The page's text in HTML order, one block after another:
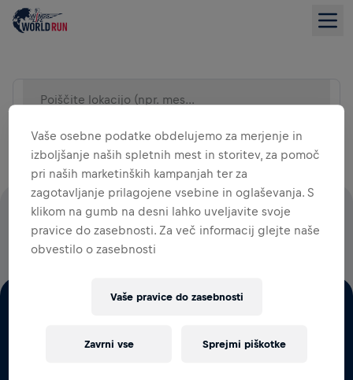
Poiščite lokacijo (npr. mesto)
100 ODSTOTKOV VSEH STARTNIN GRE ZA RAZISKAVE
HRBTENJAČE
Vaše osebne podatke obdelujemo za merjenje in
izboljšanje naših spletnih mest in storitev, za pomoč
pri naših marketinških kampanjah ter za
zagotavljanje prilagojene vsebine in oglaševanja. S
klikom na gumb na desni lahko uveljavite svoje
pravice do zasebnosti. Za več informacij glejte naše
obvestilo o zasebnosti
Vaše pravice do zasebnosti
Zavrni vse Sprejmi piškotke